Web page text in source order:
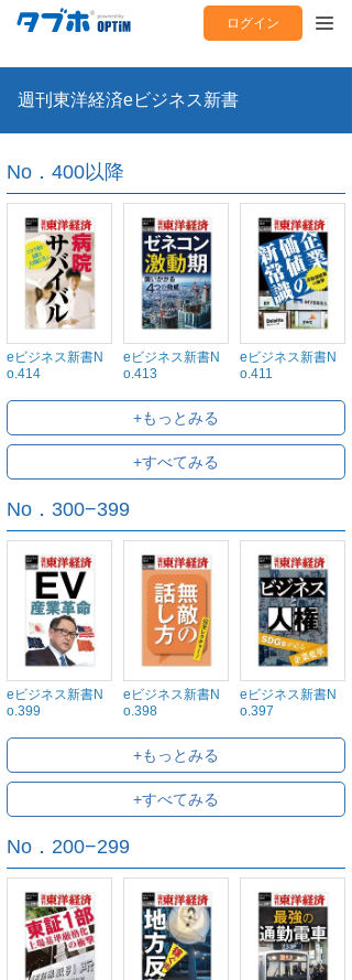
ログイン
週刊東洋経済eビジネス新書
No．400以降
eビジネス新書N
o.414
eビジネス新書N
o.413
eビジネス新書N
o.411
+もっとみる
+すべてみる
No．300−399
eビジネス新書N
o.399
eビジネス新書N
o.398
eビジネス新書N
o.397
+もっとみる
+すべてみる
No．200−299